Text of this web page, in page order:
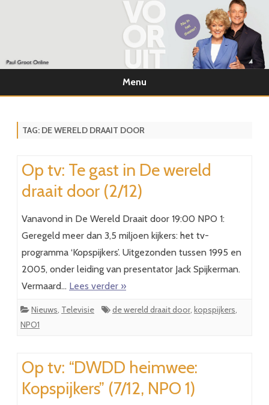
Menu
de
TAG: DE WERELD DRAAIT DOOR
Op tv: Te gast in De wereld
draait door (2/12)
Vanavond in De Wereld Draait door 19:00 NPO 1:
Geregeld meer dan 3,5 miljoen kijkers: het tv-
programma ‘Kopspijkers’. Uitgezonden tussen 1995 en
2005, onder leiding van presentator Jack Spijkerman.
Vermaard… Lees verder »
Nieuws, Televisie de wereld draait door, kopspijkers,
NPO1
Op tv: “DWDD heimwee:
Kopspijkers” (7/12, NPO 1)